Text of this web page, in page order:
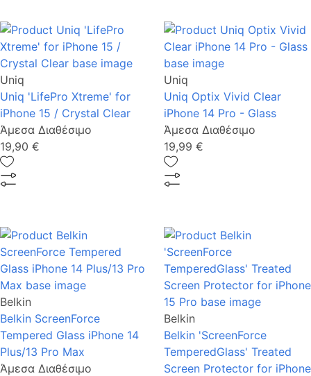
Uniq
Uniq 'LifePro Xtreme' for
iPhone 15 / Crystal Clear
Άμεσα Διαθέσιμο
19,90 €
Uniq
Uniq Optix Vivid Clear
iPhone 14 Pro - Glass
Άμεσα Διαθέσιμο
19,99 €
Belkin
Belkin ScreenForce
Tempered Glass iPhone 14
Plus/13 Pro Max
Άμεσα Διαθέσιμο
Belkin
Belkin 'ScreenForce
TemperedGlass' Treated
Screen Protector for iPhone